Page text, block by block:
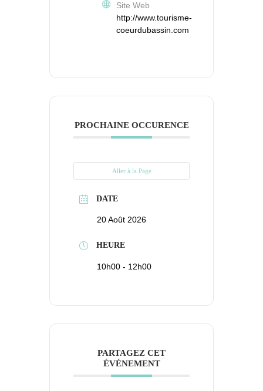
Site Web
http://www.tourisme-
coeurdubassin.com
PROCHAINE OCCURENCE
Aller à la Page
DATE
20 Août 2026
HEURE
10h00 - 12h00
PARTAGEZ CET
ÉVÉNEMENT